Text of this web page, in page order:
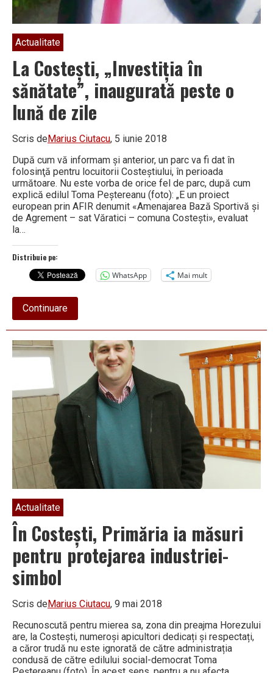
Actualitate
La Costeşti, „Investiţia în
sănătate”, inaugurată peste o
lună de zile
Scris de Marius Ciutacu, 5 iunie 2018
După cum vă informam şi anterior, un parc va fi dat în
folosinţă pentru locuitorii Costeştiului, în perioada
următoare. Nu este vorba de orice fel de parc, după cum
explică edilul Toma Peştereanu (foto): „E un proiect
european prin AFIR denumit «Amenajarea Bază Sportivă şi
de Agrement – sat Văratici – comuna Costeşti», evaluat
la…
Distribuie pe:
WhatsApp
Mai mult
Continuareabout
La
Costeşti,
sănătate”,
inaugurată
peste
lună
de
zile
Actualitate
În Costești, Primăria ia măsuri
pentru protejarea industriei-
simbol
Scris deMarius Ciutacu, 9 mai 2018
Recunoscută pentru mierea sa, zona din preajma Horezului
are, la Costești, numeroși apicul­tori dedicați și respectați,
a căror trudă nu este ignorată de către adminis­trația
condusă de către edilului social-democrat Toma